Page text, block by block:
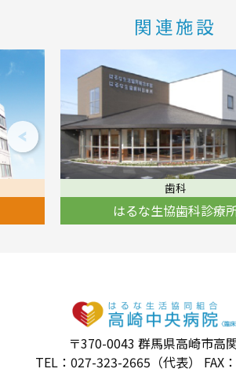
関連施設
在宅福祉総
ほほ
〒370-0043 群馬県高崎市高
TEL：027-323-2665（代表） FAX